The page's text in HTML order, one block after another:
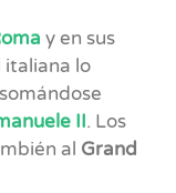
y en sus
lo
II. Los
al Grand